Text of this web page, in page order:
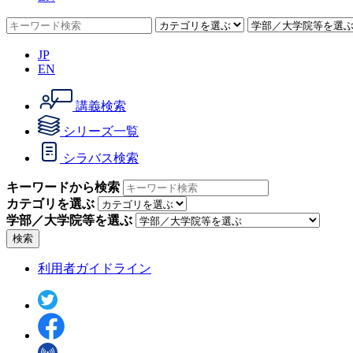
JP
EN
講義検索
シリーズ一覧
シラバス検索
キーワードから検索
カテゴリを選ぶ
学部／大学院等を選ぶ
検索
利用者ガイドライン